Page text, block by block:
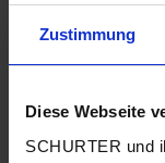
Zustimmung
Diese Webseite
SCHURTER und